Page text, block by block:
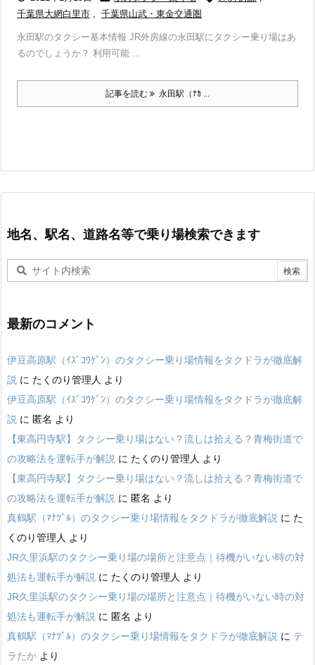
千葉県大網白里市 , 千葉県山武・東金交通圏
永田駅のタクシー基本情報 JR外房線の永田駅にタクシー乗り場はあ
るのでしょうか？ 利用可能 ...
記事を読む 永田駅（ﾅｶ ...
地名、駅名、道路名等で乗り場検索できます
最新のコメント
伊豆高原駅（ｲｽﾞｺｳｹﾞﾝ）のタクシー乗り場情報をタクドラが徹底解
説 に たくのり管理人 より
伊豆高原駅（ｲｽﾞｺｳｹﾞﾝ）のタクシー乗り場情報をタクドラが徹底解
説 に 匿名 より
【東高円寺駅】タクシー乗り場はない？流しは拾える？青梅街道で
の攻略法を運転手が解説 に たくのり管理人 より
【東高円寺駅】タクシー乗り場はない？流しは拾える？青梅街道で
の攻略法を運転手が解説 に 匿名 より
真鶴駅（ﾏﾅﾂﾞﾙ）のタクシー乗り場情報をタクドラが徹底解説 に た
くのり管理人 より
JR久里浜駅のタクシー乗り場の場所と注意点｜待機がいない時の対
処法も運転手が解説 に たくのり管理人 より
JR久里浜駅のタクシー乗り場の場所と注意点｜待機がいない時の対
処法も運転手が解説 に 匿名 より
真鶴駅（ﾏﾅﾂﾞﾙ）のタクシー乗り場情報をタクドラが徹底解説 に テ
ラたか より